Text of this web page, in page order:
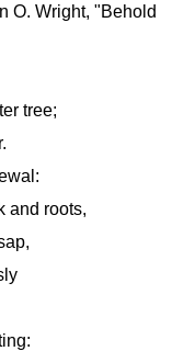
O. Wright, "Behold
tree;
and roots,